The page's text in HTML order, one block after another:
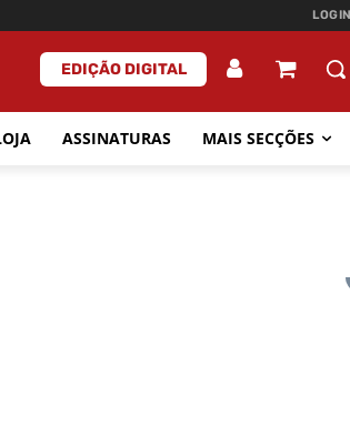
LOGIN
EDIÇÃO DIGITAL
ASSINATURAS MAIS SECÇÕES